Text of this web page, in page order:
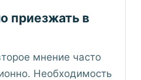
приезжать в
мнение часто
Необходимость